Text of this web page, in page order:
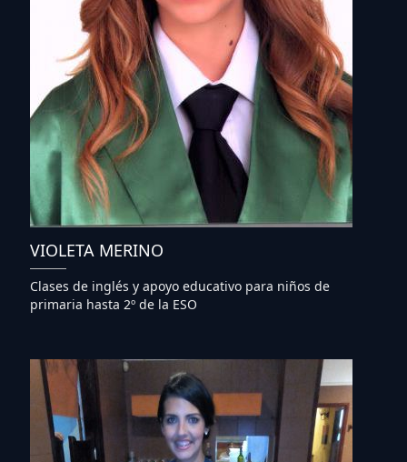
VIOLETA MERINO
Clases de inglés y apoyo educativo para niños de
primaria hasta 2º de la ESO